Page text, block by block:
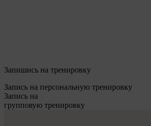
Запишись на тренировку
Запись на персональную тренировку
Запись на
групповую тренировку